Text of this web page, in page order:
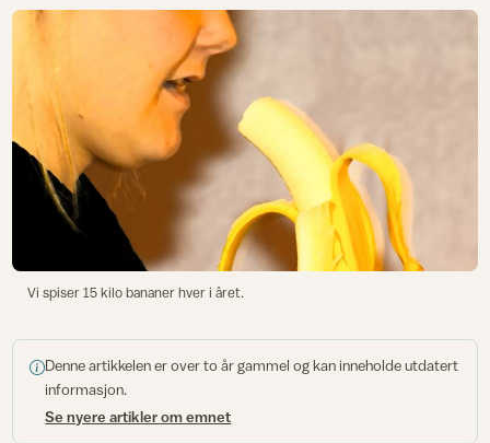
Vi spiser 15 kilo bananer hver i året.
Denne artikkelen er over to år gammel og kan inneholde utdatert
informasjon.
Se nyere artikler om emnet